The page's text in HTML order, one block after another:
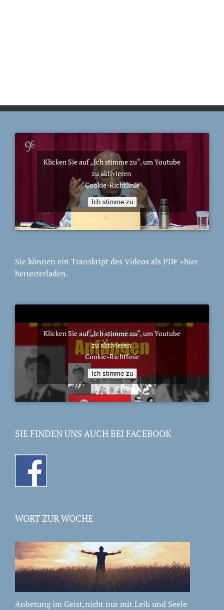
Klicken Sie auf „Ich stimme zu“, um Youtube
zu aktivieren
Cookie-Richtlinie
Ich stimme zu
Sie können ein Transkript des Videos als PDF »hier
herunterladen.
Klicken Sie auf „Ich stimme zu“, um Youtube
zu aktivieren
Cookie-Richtlinie
Ich stimme zu
SIE FINDEN UNS AUCH BEI FACEBOOK
WORT ZUR WOCHE
Anbetung im Geist,nicht nur mit Leib und Seele